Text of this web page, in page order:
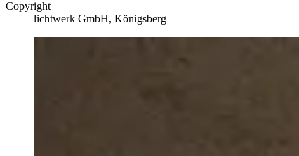
Copyright
lichtwerk GmbH, Königsberg